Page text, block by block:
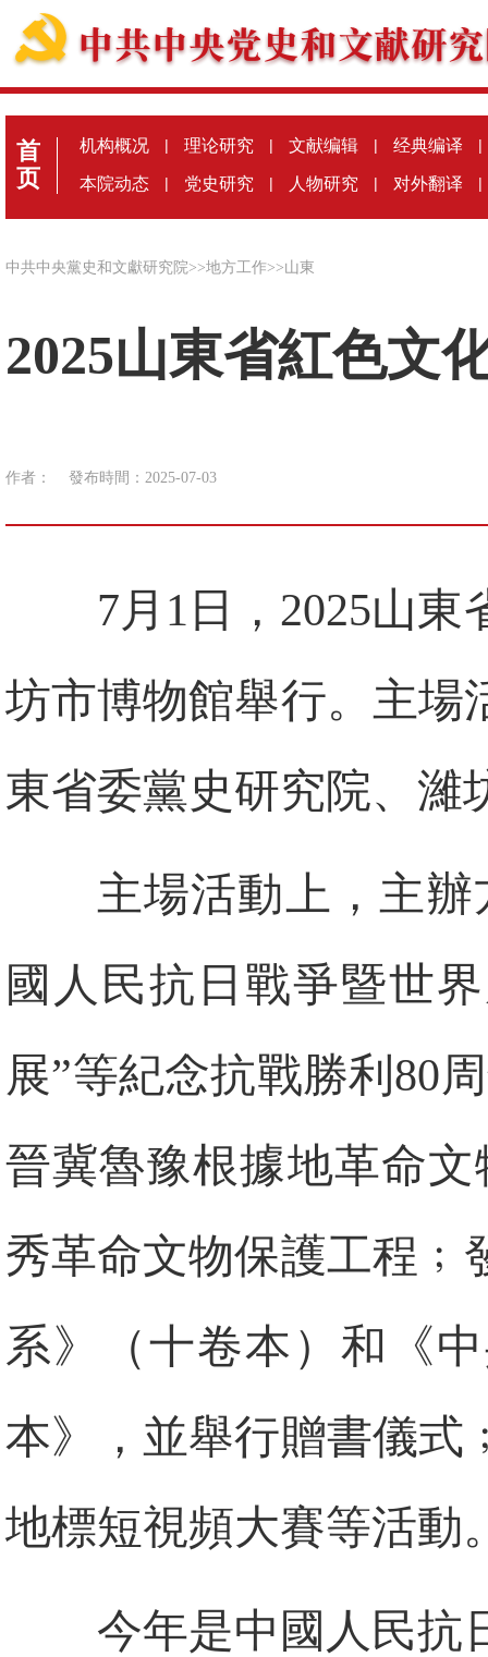
首
页
机构概况 | 理论研究 | 文献编辑 | 经典编译 |
本院动态 | 党史研究 | 人物研究 | 对外翻译 |
中共中央黨史和文獻研究院>>地方工作>>山東
2025山東省紅色文
作者： 發布時間：2025-07-03
7月1日，2025山
坊市博物館舉行。主場
東省委黨史研究院、濰
主場活動上，主
國人民抗日戰爭暨世
展”等紀念抗戰勝利80
晉冀魯豫根據地革命
秀革命文物保護工程﹔
系》（十卷本）和《
本》，並舉行贈書儀式
地標短視頻大賽等活動
今年是中國人民抗